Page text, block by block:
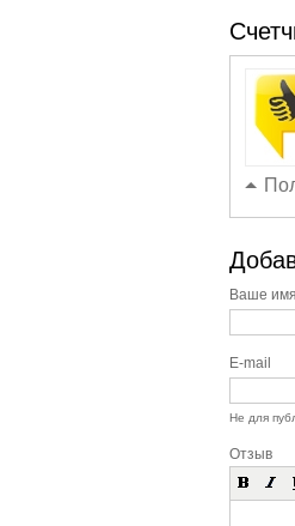
Ваше имя
E-mail
Не для
Отзыв